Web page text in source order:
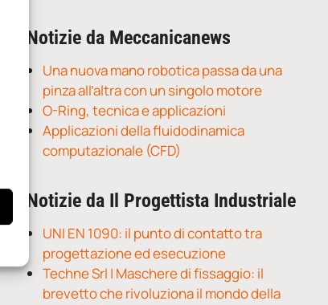
Notizie da Meccanicanews
Una nuova mano robotica passa da una
pinza all’altra con un singolo motore
O-Ring, tecnica e applicazioni
Applicazioni della fluidodinamica
computazionale (CFD)
Notizie da Il Progettista Industriale
UNI EN 1090: il punto di contatto tra
progettazione ed esecuzione
Techne Srl | Maschere di fissaggio: il
brevetto che rivoluziona il mondo della